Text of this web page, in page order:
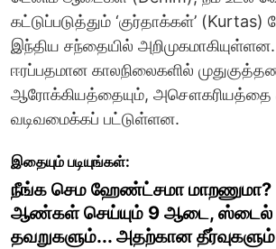
கட்டுப்படுத்தும் ‘குர்தாக்கள்’
இந்திய சந்தையில்
ஈரப்பதமான காலநிலைகளில்
ஆரோக்கியத்தையும், அசௌகரியத்தை
வடிவமைக்கப் பட்டுள்ளன.
இதையும் படியுங்கள்:
நீங்க செம ஹேண்ட்சமா மாறணுமா?
ஆண்கள் செய்யும் 9 ஆடை, ஸ்டைல்
தவறுகளும்... அதற்கான